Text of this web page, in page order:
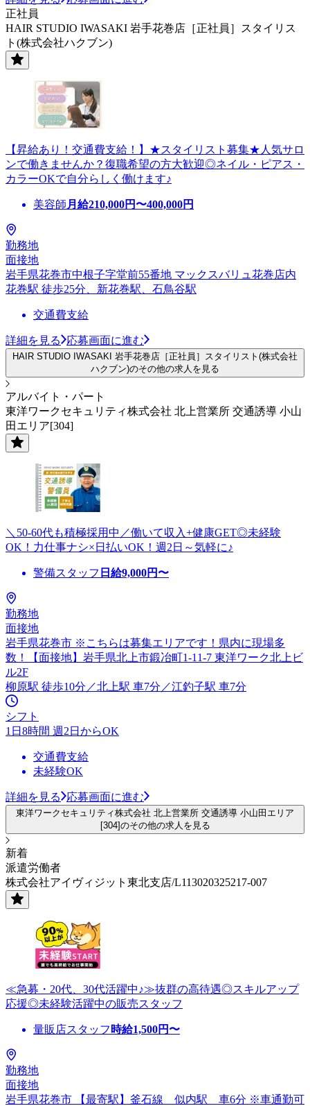
正社員
HAIR STUDIO IWASAKI 岩手花巻店［正社員］スタイリス
ト(株式会社ハクブン)
【昇給あり！交通費支給！】★スタイリスト募集★人気サロ
ンで働きませんか？復職希望の方大歓迎◎ネイル・ピアス・
カラーOKで自分らしく働けます♪
美容師 月給210,000円〜400,000円
勤務地
面接地
岩手県花巻市中根子字堂前55番地 マックスバリュ花巻店内
花巻駅 徒歩25分、新花巻駅、石鳥谷駅
交通費支給
詳細を見る 応募画面に進む
HAIR STUDIO IWASAKI 岩手花巻店［正社員］スタイリスト(株式会社
ハクブン)のその他の求人を見る
アルバイト・パート
東洋ワークセキュリティ株式会社 北上営業所 交通誘導 小山
田エリア[304]
＼50-60代も積極採用中／働いて収入+健康GET◎未経験
OK！力仕事ナシ×日払いOK！週2日～気軽に♪
警備スタッフ 日給9,000円〜
勤務地
面接地
岩手県花巻市 ※こちらは募集エリアです！県内に現場多
数！【面接地】岩手県北上市鍛冶町1-11-7 東洋ワーク北上ビ
ル2F
柳原駅 徒歩10分／北上駅 車7分／江釣子駅 車7分
シフト
1日8時間 週2日からOK
交通費支給
未経験OK
詳細を見る 応募画面に進む
東洋ワークセキュリティ株式会社 北上営業所 交通誘導 小山田エリア
[304]のその他の求人を見る
新着
派遣労働者
株式会社アイヴィジット東北支店/L113020325217-007
≪急募・20代、30代活躍中♪≫抜群の高待遇◎スキルアップ
応援◎未経験活躍中の販売スタッフ
量販店スタッフ 時給1,500円〜
勤務地
面接地
岩手県花巻市 【最寄駅】釜石線 似内駅 車6分 ※車通勤可